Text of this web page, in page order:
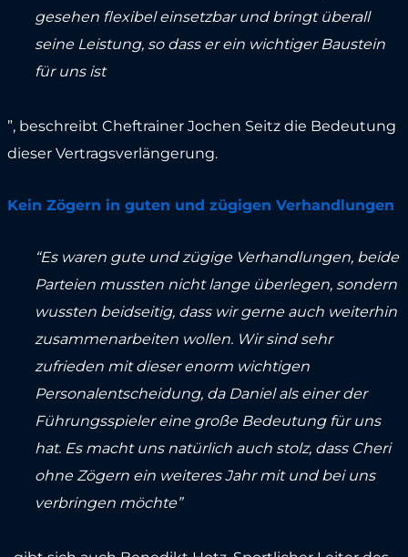
gesehen flexibel einsetzbar und bringt überall
seine Leistung, so dass er ein wichtiger Baustein
für uns ist
”, beschreibt Cheftrainer Jochen Seitz die Bedeutung
dieser Vertragsverlängerung.
Kein Zögern in guten und zügigen Verhandlungen
“Es waren gute und zügige Verhandlungen, beide
Parteien mussten nicht lange überlegen, sondern
wussten beidseitig, dass wir gerne auch weiterhin
zusammenarbeiten wollen. Wir sind sehr
zufrieden mit dieser enorm wichtigen
Personalentscheidung, da Daniel als einer der
Führungsspieler eine große Bedeutung für uns
hat. Es macht uns natürlich auch stolz, dass Cheri
ohne Zögern ein weiteres Jahr mit und bei uns
verbringen möchte”